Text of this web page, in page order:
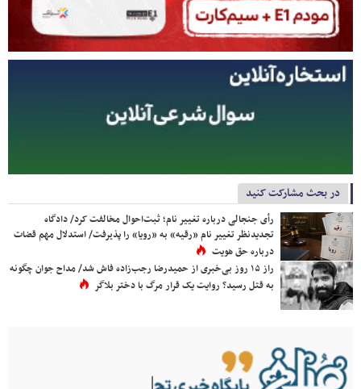
در بحث مشارکت کنید
رأی جنجالی درباره تغییر نام؛ ثبت‌احوال مخالفت کرد/ دادگاه
تجدیدنظر تغییر نام «رقیه» به «رویا» را پذیرفت/ استدلال مهم قضات
درباره حق هویت
راز ۱۵ روز بی‌خبری از حمیدرضا رجب‌زاده فاش شد/ مداح جوان چگونه
به قتل رسید؟ روایت یک قرار مرگ با دختر بلاگر